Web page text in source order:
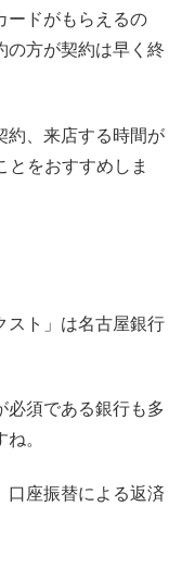
ードがもらえるの
の方が契約は早く終
約、来店する時間が
とをおすすめしま
スト」は名古屋銀行
必須である銀行も多
。
口座振替による返済